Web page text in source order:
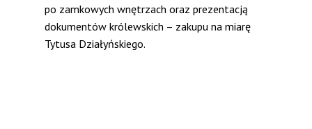
po zamkowych wnętrzach oraz prezentacją
dokumentów królewskich – zakupu na miarę
Tytusa Działyńskiego.